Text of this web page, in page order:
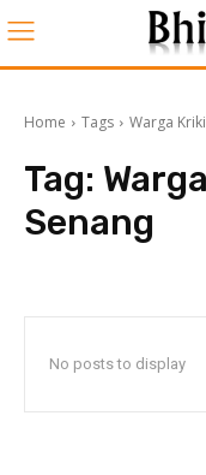
Home Tags Warga
Tag:
Senang
No posts to display